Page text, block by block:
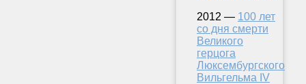
2012 — 100 лет
со дня смерти
Великого
герцога
Люксембургского
Вильгельма IV